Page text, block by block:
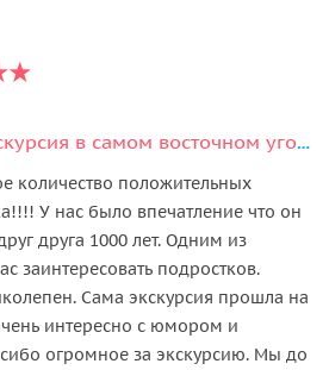
Авторская квест-экскурсия в самом восточном уголке Казани
количество положительных
У нас было впечатление что он
друга 1000 лет. Одним из
заинтересовать подростков.
Сама экскурсия прошла на
интересно с юмором и
огромное за экскурсию. Мы до